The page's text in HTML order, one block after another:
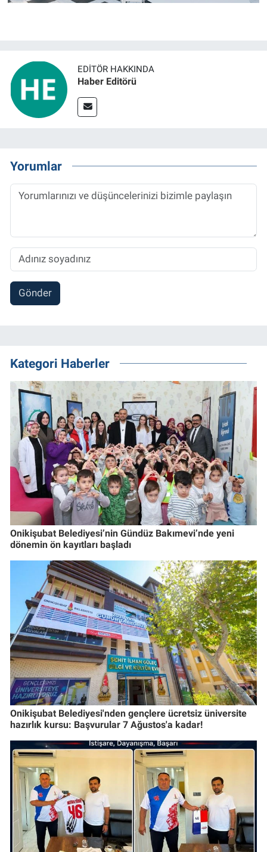
EDITÖR HAKKINDA
Haber Editörü
Yorumlar
Gönder
Kategori Haberler
Onikişubat Belediyesi’nin Gündüz Bakımevi’nde yeni
dönemin ön kayıtları başladı
Onikişubat Belediyesi'nden gençlere ücretsiz üniversite
hazırlık kursu: Başvurular 7 Ağustos'a kadar!